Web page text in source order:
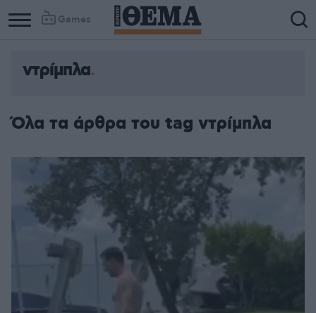
Games
ντρίμπλα
Όλα τα άρθρα του tag ντρίμπλα